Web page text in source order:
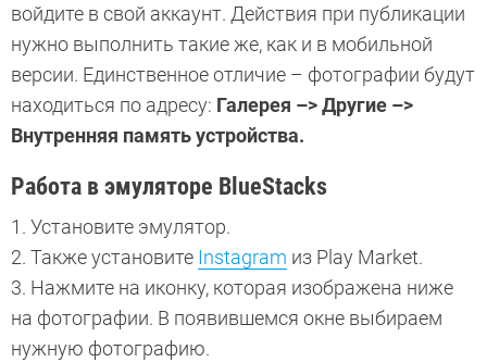
войдите в свой аккаунт. Действия при публикации
нужно выполнить такие же, как и в мобильной
версии. Единственное отличие – фотографии будут
находиться по адресу: Галерея –> Другие –>
Внутренняя память устройства.
Работа в эмуляторе BlueStacks
1. Установите эмулятор.
2. Также установите Instagram из Play Market.
3. Нажмите на иконку, которая изображена ниже
на фотографии. В появившемся окне выбираем
нужную фотографию.